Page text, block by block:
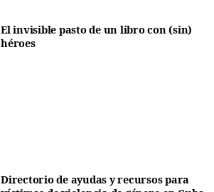
El invisible pasto de un libro con (sin)
héroes
Directorio de ayudas y recursos para